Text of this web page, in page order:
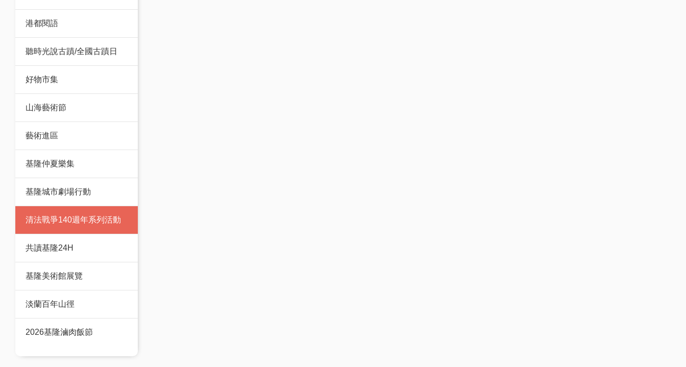
港都閱語
聽時光說古蹟/全國古蹟日
好物市集
山海藝術節
藝術進區
基隆仲夏樂集
基隆城市劇場行動
清法戰爭140週年系列活動
共讀基隆24H
基隆美術館展覽
淡蘭百年山徑
2026基隆滷肉飯節